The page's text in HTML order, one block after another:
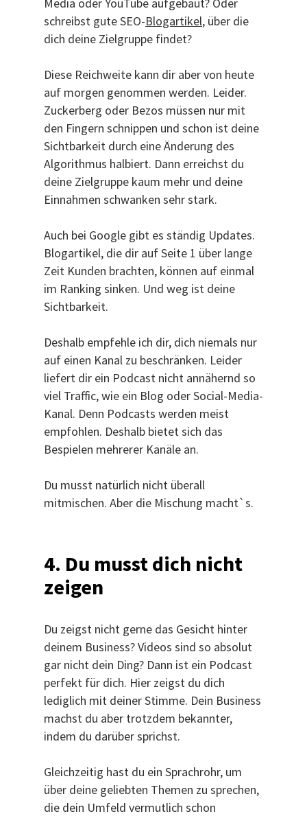
schreibst gute SEO-Blogartikel, über die
dich deine Zielgruppe findet?
Diese Reichweite kann dir aber von heute
auf morgen genommen werden. Leider.
Zuckerberg oder Bezos müssen nur mit
den Fingern schnippen und schon ist deine
Sichtbarkeit durch eine Änderung des
Algorithmus halbiert. Dann erreichst du
deine Zielgruppe kaum mehr und deine
Einnahmen schwanken sehr stark.
Auch bei Google gibt es ständig Updates.
Blogartikel, die dir auf Seite 1 über lange
Zeit Kunden brachten, können auf einmal
im Ranking sinken. Und weg ist deine
Sichtbarkeit.
Deshalb empfehle ich dir, dich niemals nur
auf einen Kanal zu beschränken. Leider
liefert dir ein Podcast nicht annähernd so
viel Traffic, wie ein Blog oder Social-Media-
Kanal. Denn Podcasts werden meist
empfohlen. Deshalb bietet sich das
Bespielen mehrerer Kanäle an.
Du musst natürlich nicht überall
mitmischen. Aber die Mischung macht`s.
4. Du musst dich nicht
zeigen
Du zeigst nicht gerne das Gesicht hinter
deinem Business? Videos sind so absolut
gar nicht dein Ding? Dann ist ein Podcast
perfekt für dich. Hier zeigst du dich
lediglich mit deiner Stimme. Dein Business
machst du aber trotzdem bekannter,
indem du darüber sprichst.
Gleichzeitig hast du ein Sprachrohr, um
über deine geliebten Themen zu sprechen,
die dein Umfeld vermutlich schon